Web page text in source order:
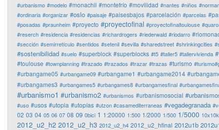
#urbanismo #modelo #monachil #montefrío #movilidad #nantes #niños
#ordinaria #organizar #oslo #paisaje #paisesbajos #parcelación #parcelas
#posadas #praunheim #proyecto #proyectofinal #proyectofinaltoulouse
#reserch #residencia #residencias #richardrogers #riederwald #riodarro
#sección #semirretículo #sentidos #setenil #sevilla #sharedstreet #shrinkingcities
#sostenibilidad #suelo #superblock #superblocks #t5 #taller5 #tallervivienda
#toulouse #townplanning #trazado #trazados #trazar #trazas #turismo
#urbangame05 #urbangame09 #urbangame1 #urbangame2014
#urbangames3 #urbangames5 #urbangames8 #urbangamesfinal
#urbanismo1 #urbanismo2 #urbanismos #urbanismosocial
#uso #usos #utopia #utopías #utzon #casamediterraneas #vegadegranada
02 03 04 05 06 07 08 09 0bici 1 1:20000 1:500 1/2000 1/500 1/5000
2012_u2_h2 2012_u2_h3 2012_u2_h4 2012_u2_hfinal 2012u1b